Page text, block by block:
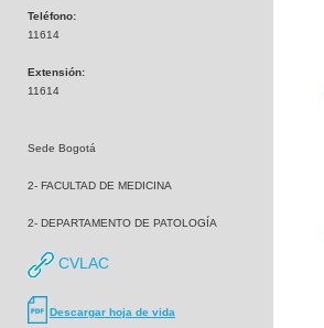
Teléfono:
11614
Extensión:
11614
Sede Bogotá
2- FACULTAD DE MEDICINA
2- DEPARTAMENTO DE PATOLOGÍA
CVLAC
Descargar hoja de vida